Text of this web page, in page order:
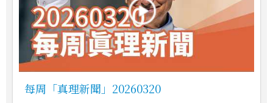
每周「真理新聞」20260320